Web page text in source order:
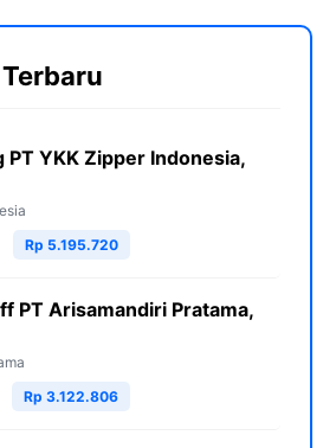
YKK Zipper Indonesia,
Rp 5.195.720
PT Arisamandiri Pratama,
Rp 3.122.806